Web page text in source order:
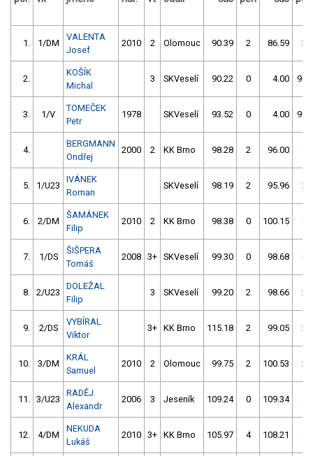
1. 1/DM
VALENTA
Josef
2010 2 Olomouc 90.39 2 86.59 2
2.
KOŠÍK
Michal
3 SKVeselí 90.22 0 4.00 999
3. 1/V
TOMEČEK
Petr
1978 SKVeselí 93.52 0 4.00 999
4.
BERGMANN
Ondřej
2000 2 KK Brno 98.28 2 96.00 0
5. 1/U23
IVÁNEK
Roman
SKVeselí 98.19 2 95.96 2
6. 2/DM
ŠAMÁNEK
Filip
2010 2 KK Brno 98.38 0 100.15 0
7. 1/DS
ŠIŠPERA
Tomáš
2008 3+ SKVeselí 99.30 0 98.68 0
8. 2/U23
DOLEŽAL
Filip
3 SKVeselí 99.20 2 98.66 2
9. 2/DS
VYBÍRAL
Viktor
3+ KK Brno 115.18 2 99.05 2
10. 3/DM
KRÁL
Samuel
2010 2 Olomouc 99.75 2 100.53 2
11. 3/U23
RADĚJ
Alexandr
2006 3 Jeseník 109.24 0 109.34 4
12. 4/DM
NEKUDA
Lukáš
2010 3+ KK Brno 105.97 4 108.21 4